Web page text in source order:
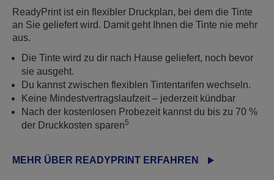
ReadyPrint ist ein flexibler Druckplan, bei dem die Tinte
an Sie geliefert wird. Damit geht Ihnen die Tinte nie mehr
aus.
Die Tinte wird zu dir nach Hause geliefert, noch bevor
sie ausgeht.
Du kannst zwischen flexiblen Tintentarifen wechseln.
Keine Mindestvertragslaufzeit – jederzeit kündbar
Nach der kostenlosen Probezeit kannst du bis zu 70 %
der Druckkosten sparen5
MEHR ÜBER READYPRINT ERFAHREN